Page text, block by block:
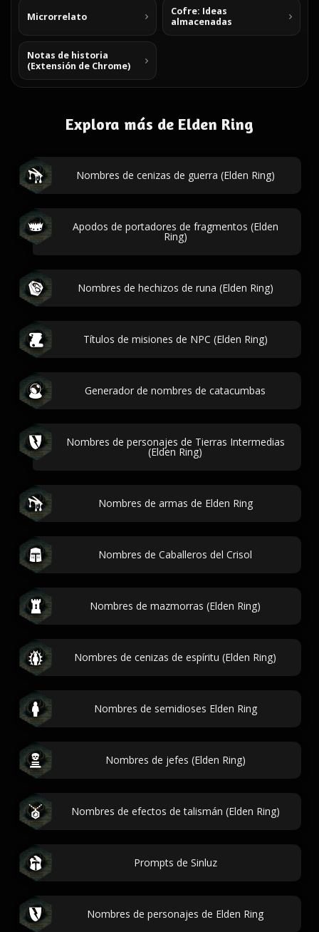
Microrrelato
Cofre: Ideas
almacenadas
Notas de historia
(Extensión de Chrome)
Explora más de Elden Ring
Nombres de cenizas de guerra (Elden Ring)
Apodos de portadores de fragmentos (Elden
Ring)
Nombres de hechizos de runa (Elden Ring)
Títulos de misiones de NPC (Elden Ring)
Generador de nombres de catacumbas
Nombres de personajes de Tierras Intermedias
(Elden Ring)
Nombres de armas de Elden Ring
Nombres de Caballeros del Crisol
Nombres de mazmorras (Elden Ring)
Nombres de cenizas de espíritu (Elden Ring)
Nombres de semidioses Elden Ring
Nombres de jefes (Elden Ring)
Nombres de efectos de talismán (Elden Ring)
Prompts de Sinluz
Nombres de personajes de Elden Ring